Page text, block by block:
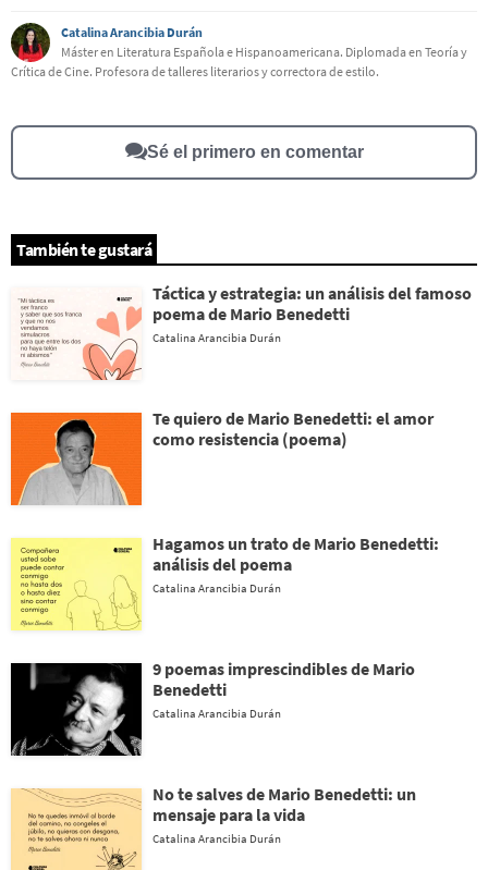
Este contenido contiene información incorrecta
Otro
Catalina Arancibia Durán
Máster en Literatura Española e Hispanoamericana. Diplomada en Teoría y
Crítica de Cine. Profesora de talleres literarios y correctora de estilo.
Sé el primero en comentar
También te gustará
Táctica y estrategia: un análisis del famoso
poema de Mario Benedetti
Catalina Arancibia Durán
Te quiero de Mario Benedetti: el amor
como resistencia (poema)
Hagamos un trato de Mario Benedetti:
análisis del poema
Catalina Arancibia Durán
9 poemas imprescindibles de Mario
Benedetti
Catalina Arancibia Durán
No te salves de Mario Benedetti: un
mensaje para la vida
Catalina Arancibia Durán